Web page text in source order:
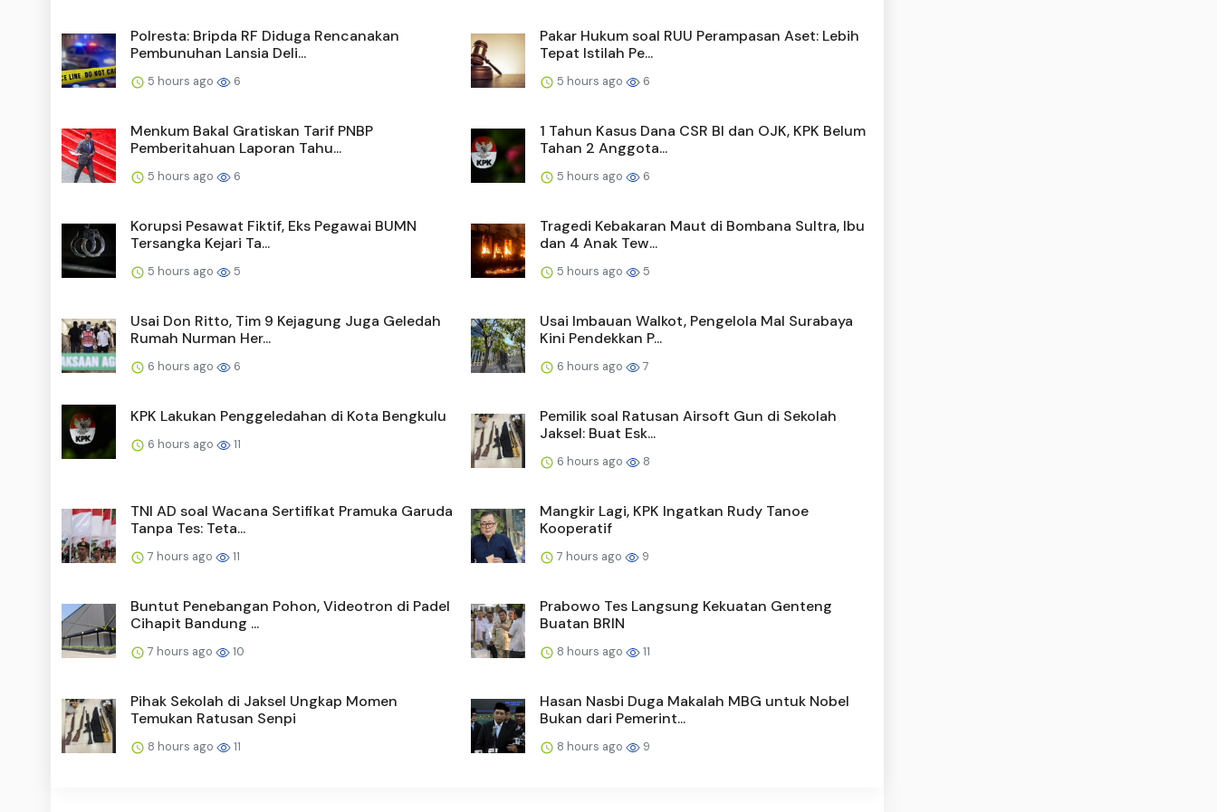
Polresta: Bripda RF Diduga Rencanakan
Pembunuhan Lansia Deli...
5 hours ago 6
Pakar Hukum soal RUU Perampasan Aset: Lebih
Tepat Istilah Pe...
5 hours ago 6
Menkum Bakal Gratiskan Tarif PNBP
Pemberitahuan Laporan Tahu...
5 hours ago 6
1 Tahun Kasus Dana CSR BI dan OJK, KPK Belum
Tahan 2 Anggota...
5 hours ago 6
Korupsi Pesawat Fiktif, Eks Pegawai BUMN
Tersangka Kejari Ta...
5 hours ago 5
Tragedi Kebakaran Maut di Bombana Sultra, Ibu
dan 4 Anak Tew...
5 hours ago 5
Usai Don Ritto, Tim 9 Kejagung Juga Geledah
Rumah Nurman Her...
6 hours ago 6
Usai Imbauan Walkot, Pengelola Mal Surabaya
Kini Pendekkan P...
6 hours ago 7
KPK Lakukan Penggeledahan di Kota Bengkulu
6 hours ago 11
Pemilik soal Ratusan Airsoft Gun di Sekolah
Jaksel: Buat Esk...
6 hours ago 8
TNI AD soal Wacana Sertifikat Pramuka Garuda
Tanpa Tes: Teta...
7 hours ago 11
Mangkir Lagi, KPK Ingatkan Rudy Tanoe
Kooperatif
7 hours ago 9
Buntut Penebangan Pohon, Videotron di Padel
Cihapit Bandung ...
7 hours ago 10
Prabowo Tes Langsung Kekuatan Genteng
Buatan BRIN
8 hours ago 11
Pihak Sekolah di Jaksel Ungkap Momen
Temukan Ratusan Senpi
8 hours ago 11
Hasan Nasbi Duga Makalah MBG untuk Nobel
Bukan dari Pemerint...
8 hours ago 9